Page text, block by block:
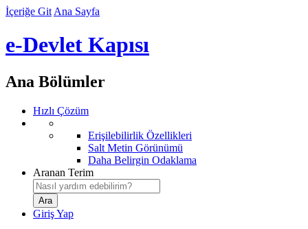
İçeriğe Git Ana Sayfa
e-Devlet Kapısı
Ana Bölümler
Hızlı Çözüm
Erişilebilirlik Özellikleri
Salt Metin Görünümü
Daha Belirgin Odaklama
Aranan Terim
Giriş Yap